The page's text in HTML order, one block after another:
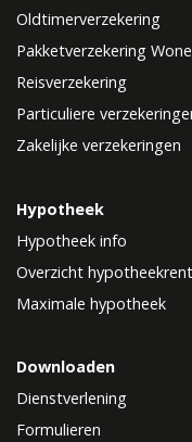
Oldtimerverzekering
Pakketverzekering
Reisverzekering
Particuliere
Zakelijke verzekeringen
Hypotheek
Hypotheek info
Overzicht
Maximale hypotheek
Downloaden
Dienstverlening
Formulieren